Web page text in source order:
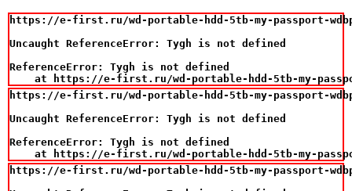
https://e-first.ru/wd-portable-hdd-5tb-my-passport-
Uncaught ReferenceError: Tygh is not defined
ReferenceError: Tygh is not defined
at https://e-first.ru/wd-portable-hdd-5tb-my-
https://e-first.ru/wd-portable-hdd-5tb-my-passport-
Uncaught ReferenceError: Tygh is not defined
ReferenceError: Tygh is not defined
at https://e-first.ru/wd-portable-hdd-5tb-my-
https://e-first.ru/wd-portable-hdd-5tb-my-passport-